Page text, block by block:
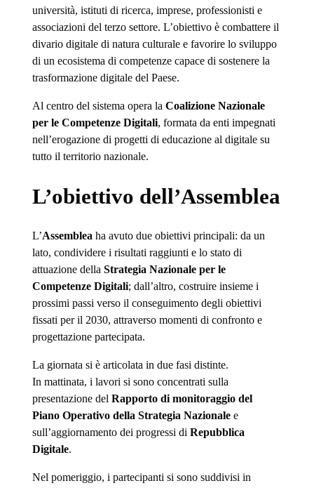
università, istituti di ricerca, imprese, professionisti e
associazioni del terzo settore. L’obiettivo è combattere il
divario digitale di natura culturale e favorire lo sviluppo
di un ecosistema di competenze capace di sostenere la
trasformazione digitale del Paese.
Al centro del sistema opera laCoalizione Nazionale
per le Competenze Digitali, formata da enti impegnati
nell’erogazione di progetti di educazione al digitale su
tutto il territorio nazionale.
L’obiettivo dell’Assemblea
L’Assemblea ha avuto due obiettivi principali: da un
lato, condividere i risultati raggiunti e lo stato di
attuazione dellaStrategia Nazionale per le
Competenze Digitali; dall’altro, costruire insieme i
prossimi passi verso il conseguimento degli obiettivi
fissati per il 2030, attraverso momenti di confronto e
progettazione partecipata.
La giornata si è articolata in due fasi distinte.
In mattinata, i lavori si sono concentrati sulla
presentazione delRapporto di monitoraggio del
Piano Operativo della Strategia Nazionale e
sull’aggiornamento dei progressi diRepubblica
Digitale.
Nel pomeriggio, i partecipanti si sono suddivisi in